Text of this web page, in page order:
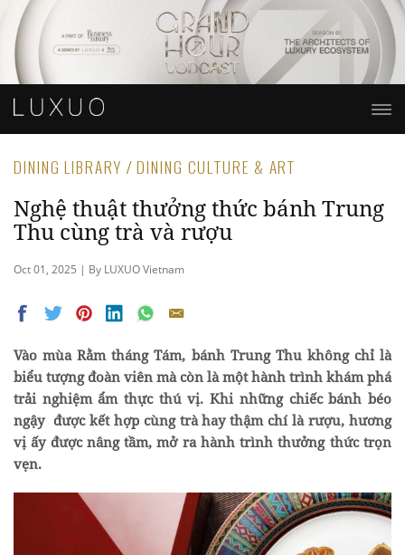
DINING LIBRARY / DINING CULTURE & ART
Nghệ thuật thưởng thức bánh Trung
Thu cùng trà và rượu
Oct 01, 2025 | By LUXUO Vietnam
Vào mùa Rằm tháng Tám, bánh Trung Thu không chỉ là
biểu tượng đoàn viên mà còn là một hành trình khám phá
trải nghiệm ẩm thực thú vị. Khi những chiếc bánh béo
ngậy được kết hợp cùng trà hay thậm chí là rượu, hương
vị ấy được nâng tầm, mở ra hành trình thưởng thức trọn
vẹn.